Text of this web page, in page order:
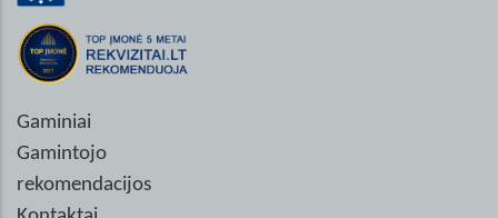
Gaminiai
Gamintojo
rekomendacijos